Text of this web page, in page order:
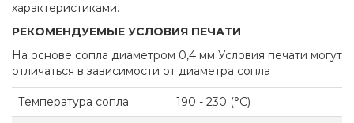
характеристиками.
РЕКОМЕНДУЕМЫЕ УСЛОВИЯ ПЕЧАТИ
На основе сопла диаметром 0,4 мм Условия печати могут
отличаться в зависимости от диаметра сопла
Температура сопла 190 - 230 (°C)